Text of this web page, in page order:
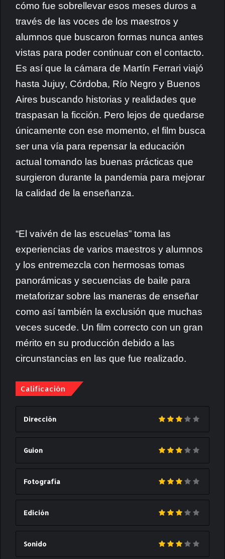
cómo fue sobrellevar esos meses duros a
través de las voces de los maestros y
alumnos que buscaron formas nunca antes
vistas para poder continuar con el contacto.
Es así que la cámara de Martín Ferrari viajó
hasta Jujuy, Córdoba, Río Negro y Buenos
Aires buscando historias y realidades que
traspasan la ficción. Pero lejos de quedarse
únicamente con ese momento, el film busca
ser una vía para repensar la educación
actual tomando las buenas prácticas que
surgieron durante la pandemia para mejorar
la calidad de la enseñanza.
“El vaivén de las escuelas” toma las
experiencias de varios maestros y alumnos
y los entremezcla con hermosas tomas
panorámicas y secuencias de baile para
metaforizar sobre las maneras de enseñar
como así también la exclusión que muchas
veces sucede. Un film correcto con un gran
mérito en su producción debido a las
circunstancias en las que fue realizado.
Calificación
Dirección
Guion
Fotografía
Edición
Sonido